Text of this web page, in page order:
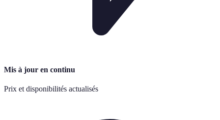
Mis à jour en continu
Prix et disponibilités actualisés